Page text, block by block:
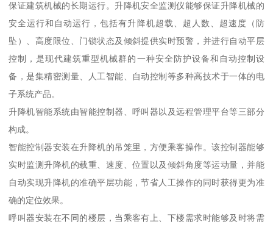
保证建筑机械的长期运行。升降机安全监测仪能够保证升降机械的
安全运行和自动运行，包括有升降机超载、超人数、超速度（防
坠）、高度限位、门锁状态及倾斜提供实时预警，并进行自动平层
控制，是现代建筑重型机械群的一种安全防护设备和自动控制设
备，是集精密测量、人工智能、自动控制等多种高技术于一体的电
子系统产品。
升降机智能系统由智能控制器、呼叫器以及远程管理平台等三部分
构成。
智能控制器安装在升降机的吊笼里，方便乘客操作。该控制器能够
实时监测升降机的载重、速度、位置以及倾斜角度等运动量，并能
自动实现升降机的准确平层功能，节省人工操作的同时获得更为准
确的定位效果。
呼叫器安装在不同的楼层，当乘客有上、下楼需求时能够及时将需